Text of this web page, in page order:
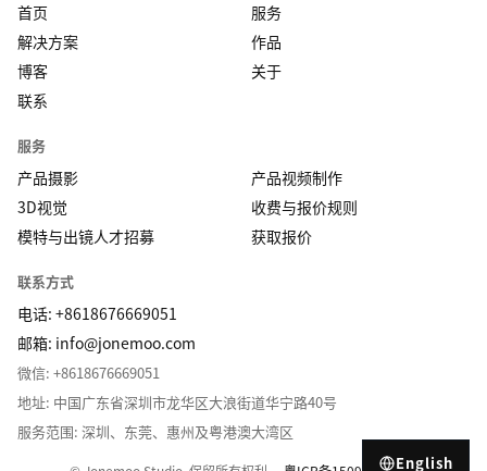
English
首页
服务
解决方案
作品
博客
关于
联系
服务
产品摄影
产品视频制作
3D视觉
收费与报价规则
模特与出镜人才招募
获取报价
联系方式
电话: +8618676669051
邮箱: info@jonemoo.com
微信: +8618676669051
地址: 中国广东省深圳市龙华区大浪街道华宁路40号
服务范围: 深圳、东莞、惠州及粤港澳大湾区